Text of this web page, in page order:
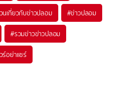
นเกี่ยวกับข่าวปลอม #ข่าวปลอม
#รวมข่าวข่าวปลอม
ร์อย่าแชร์